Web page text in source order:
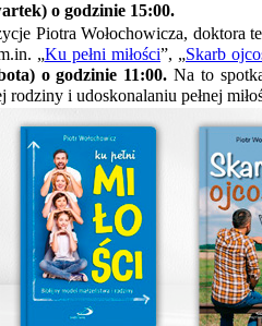
o godzinie 15:00.
Piotra Wołochowicza,
„Ku pełni miłości”, „Skarb
o godzinie 11:00. Na to
i udoskonalaniu pełnej